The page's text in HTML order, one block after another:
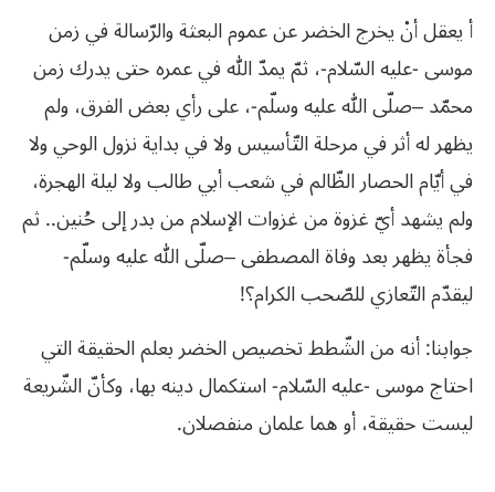
أ يعقل أنْ يخرج الخضر عن عموم البعثة والرّسالة في زمن
موسى -عليه السّلام-، ثمّ يمدّ الله في عمره حتى يدرك زمن
محمّد –صلّى الله عليه وسلّم-، على رأي بعض الفرق، ولم
يظهر له أثر في مرحلة التّأسيس ولا في بداية نزول الوحي ولا
في أيّام الحصار الظّالم في شعب أبي طالب ولا ليلة الهجرة،
ولم يشهد أيّ غزوة من غزوات الإسلام من بدر إلى حُنين.. ثم
فجأة يظهر بعد وفاة المصطفى –صلّى الله عليه وسلّم-
ليقدّم التّعازي للصّحب الكرام؟!
جوابنا: أنه من الشّطط تخصيص الخضر بعلم الحقيقة التي
احتاج موسى -عليه السّلام- استكمال دينه بها، وكأنّ الشّريعة
ليست حقيقة، أو هما علمان منفصلان.